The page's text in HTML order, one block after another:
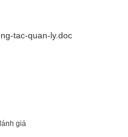
tac-quan-ly.doc
giá